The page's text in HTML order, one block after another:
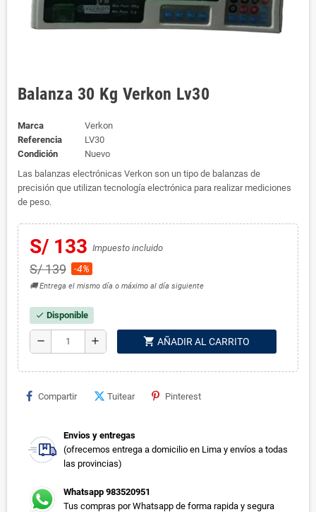
Balanza 30 Kg Verkon Lv30
Marca
Verkon
Referencia
LV30
Condición
Nuevo
Las balanzas electrónicas Verkon son un tipo de balanzas de
precisión que utilizan tecnología electrónica para realizar mediciones
de peso.
S/ 133 Impuesto incluido
S/ 139 -4%
🚚 Entrega el mismo día o máximo al día siguiente
check Disponible
remove add shopping_cart AÑADIR AL CARRITO
Compartir Tuitear Pinterest
Envios y entregas
(ofrecemos entrega a domicilio en Lima y envíos a todas
las provincias)
Whatsapp 983520951
Tus compras por Whatsapp de forma rapida y segura